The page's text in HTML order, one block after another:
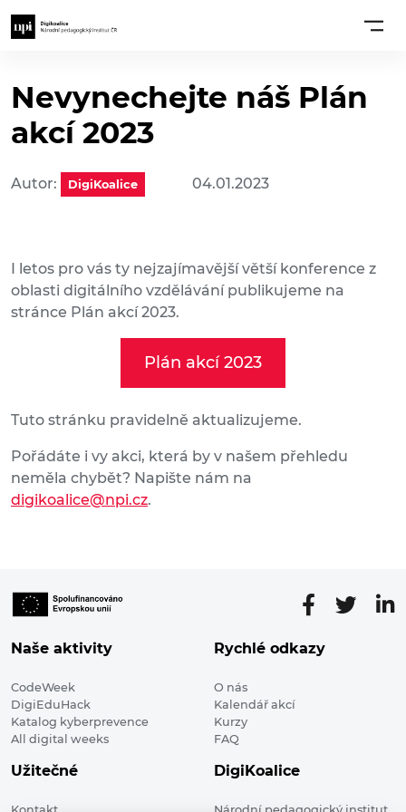
Nevynechejte náš Plán
akcí 2023
Autor: DigiKoalice 04.01.2023
I letos pro vás ty nejzajímavější větší konference z
oblasti digitálního vzdělávání publikujeme na
stránce Plán akcí 2023.
Plán akcí 2023
Tuto stránku pravidelně aktualizujeme.
Pořádáte i vy akci, která by v našem přehledu
neměla chybět? Napište nám na
digikoalice@npi.cz.
Naše aktivity
CodeWeek
DigiEduHack
Katalog kyberprevence
All digital weeks
Rychlé odkazy
O nás
Kalendář akcí
Kurzy
FAQ
Užitečné DigiKoalice